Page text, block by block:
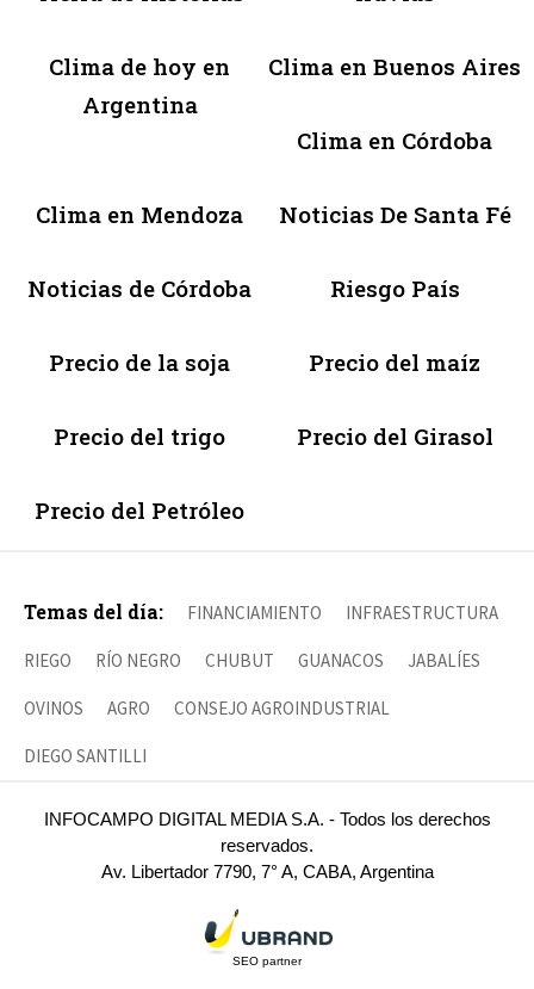
Clima de hoy en
Argentina
Clima en Buenos Aires
Clima en Córdoba
Clima en Mendoza Noticias De Santa Fé
Noticias de Córdoba Riesgo País
Precio de la soja Precio del maíz
Precio del trigo Precio del Girasol
Precio del Petróleo
Temas del día: FINANCIAMIENTO INFRAESTRUCTURA
RIEGO RÍO NEGRO CHUBUT GUANACOS JABALÍES
OVINOS AGRO CONSEJO AGROINDUSTRIAL
DIEGO SANTILLI
INFOCAMPO DIGITAL MEDIA S.A. - Todos los derechos
reservados.
Av. Libertador 7790, 7° A, CABA, Argentina
SEO partner